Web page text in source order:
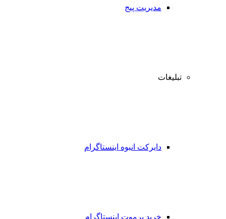
مدیریت پیج
تبلیغات
دایرکت انبوه اینستاگرام
خرید پرموت اینستاگرام